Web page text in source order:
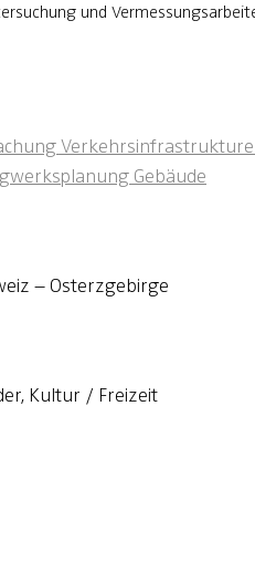
und
Gebäude
– Osterzgebirge
Kultur / Freizeit